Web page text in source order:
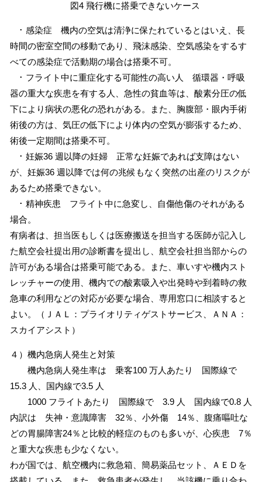
図4 飛行機に搭乗できないケース
･ 感染症 機内の空気は清浄に保たれているとはいえ、長
時間の密室空間の移動であり、飛沫感染、空気感染をするす
べての感染症で活動期の場合は搭乗不可。
･ フライト中に重症化する可能性の高い人 循環器・呼吸
器の重大な疾患を有する人、急性の貧血等は、酸素分圧の低
下により病状の悪化の恐れがある。また、胸腹部・眼内手術
術後の方は、気圧の低下により体内の空気が膨張するため、
術後一定期間は搭乗不可。
･ 妊娠36 週以降の妊婦 正常な妊娠であれば支障はない
が、妊娠36 週以降では何の兆候もなく突然の出産のリスクが
あるため搭乗できない。
･ 精神疾患 フライト中に急変し、自傷他傷のそれがある
場合。
有病者は、担当医もしくは医療搬送を担当する医師が記入し
た航空会社提出用の診断書を提出し、航空会社担当部からの
許可がある場合は搭乗可能である。また、車いすや機内スト
レッチャーの使用、機内での酸素吸入や出発時や到着時の救
急車の利用などの対応が必要な場合、専用窓口に相談すると
よい。（ＪＡＬ：プライオリティゲストサービス、ＡＮＡ：
スカイアシスト）
４）機内急病人発生と対策
機内急病人発生率は 乗客100 万人あたり 国際線で
15.3 人、国内線で3.5 人
1000 フライトあたり 国際線で 3.9 人 国内線で0.8 人
内訳は 失神・意識障害 32％、小外傷 14％、腹痛嘔吐な
どの胃腸障害24％と比較的軽症のものも多いが、心疾患 7％
と重大な疾患も少なくない。
わが国では、航空機内に救急箱、簡易薬品セット、ＡＥＤを